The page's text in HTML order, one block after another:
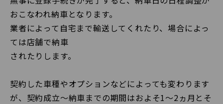
おこなわれ納車となります。
業者によって自宅まで輸送してくれたり、場合によっ
ては店舗で納車
されたりします。
契約した車種やオプションなどによっても変わります
が、契約成立〜納車までの期間はおよそ1〜2ヵ月とそ